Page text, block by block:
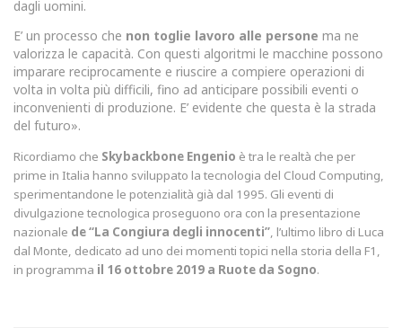
dagli uomini.
E’ un processo che non toglie lavoro alle persone ma ne
valorizza le capacità. Con questi algoritmi le macchine possono
imparare reciprocamente e riuscire a compiere operazioni di
volta in volta più difficili, fino ad anticipare possibili eventi o
inconvenienti di produzione. E’ evidente che questa è la strada
del futuro».
Ricordiamo che Skybackbone Engenio è tra le realtà che per
prime in Italia hanno sviluppato la tecnologia del Cloud Computing,
sperimentandone le potenzialità già dal 1995. Gli eventi di
divulgazione tecnologica proseguono ora con la presentazione
nazionale de “La Congiura degli innocenti”, l’ultimo libro di Luca
dal Monte, dedicato ad uno dei momenti topici nella storia della F1,
in programma il 16 ottobre 2019 a Ruote da Sogno.